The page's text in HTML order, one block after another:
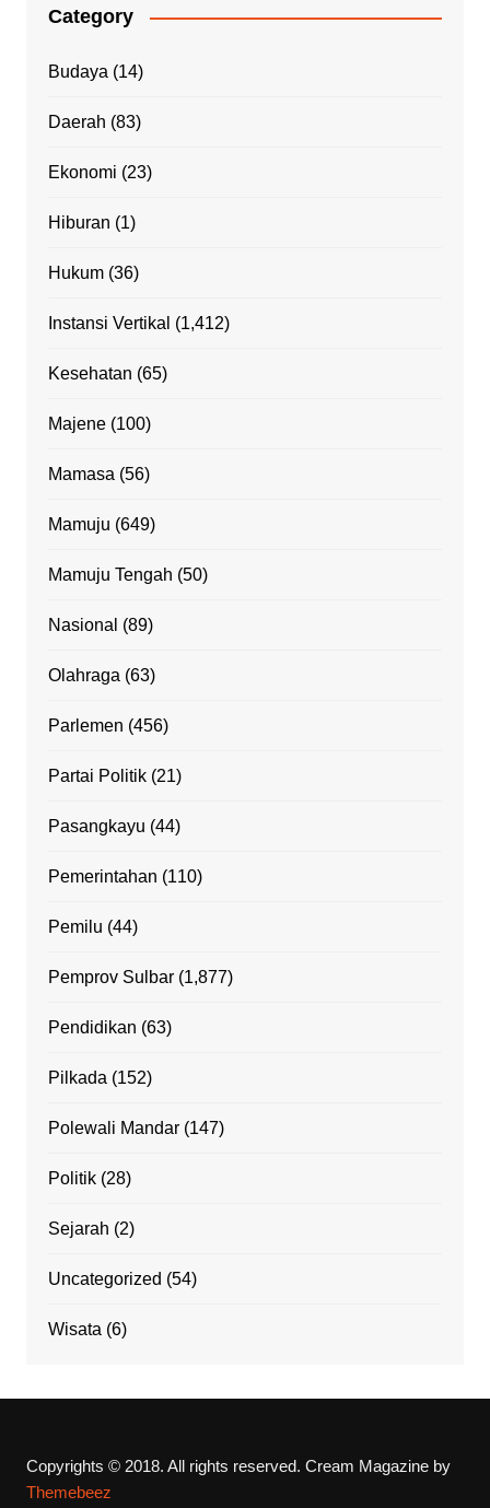
Category
Budaya (14)
Daerah (83)
Ekonomi (23)
Hiburan (1)
Hukum(36)
Instansi Vertikal (1,412)
Kesehatan (65)
Majene(100)
Mamasa (56)
Mamuju (649)
Mamuju Tengah (50)
Nasional (89)
Olahraga (63)
Parlemen (456)
Partai Politik(21)
Pasangkayu (44)
Pemerintahan (110)
Pemilu (44)
Pemprov Sulbar(1,877)
Pendidikan (63)
Pilkada (152)
Polewali Mandar(147)
Politik(28)
Sejarah (2)
Uncategorized (54)
Wisata (6)
Copyrights © 2018. All rights reserved. Cream Magazine by
Themebeez